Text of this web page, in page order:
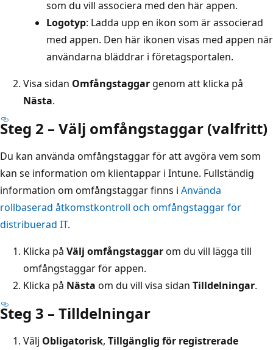
som du vill associera med den här appen.
Logotyp: Ladda upp en ikon som är associerad
med appen. Den här ikonen visas med appen när
användarna bläddrar i företagsportalen.
Visa sidan Omfångstaggar genom att klicka på
Nästa.
Steg 2 – Välj omfångstaggar (valfritt)
Du kan använda omfångstaggar för att avgöra vem som
kan se information om klientappar i Intune. Fullständig
information om omfångstaggar finns i Använda
rollbaserad åtkomstkontroll och omfångstaggar för
distribuerad IT.
Klicka på Välj omfångstaggarom du vill lägga till
omfångstaggar för appen.
Klicka på Nästa om du vill visa sidan Tilldelningar.
Steg 3 – Tilldelningar
Välj Obligatorisk, Tillgänglig för registrerade